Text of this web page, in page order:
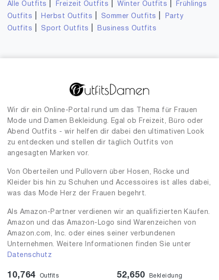
Alle Outfits Freizeit Outfits |Winter Outfits
Frühlings
Outfits
Herbst Outfits Sommer Outfits
Party
Outfits
Sport Outfits Business Outfits
Wir dir ein Online-Portal rund um das Thema für Frauen
Mode und Damen Bekleidung. Egal ob Freizeit, Büro oder
Abend Outfits - wir helfen dir dabei den ultimativen Look
zu entdecken und stellen dir täglich Outfits von
angesagten Marken vor.
Von Oberteilen und Pullovern über Hosen, Röcke und
Kleider bis hin zu Schuhen und Accessoires ist alles dabei,
was das Mode Herz der Frauen begehrt.
Als Amazon-Partner verdienen wir an qualifizierten Käufen.
Amazon und das Amazon-Logo sind Warenzeichen von
Amazon.com, Inc. oder eines seiner verbundenen
Unternehmen. Weitere Informationen finden Sie unter
Datenschutz
10,764 Outfits 52,650 Bekleidung